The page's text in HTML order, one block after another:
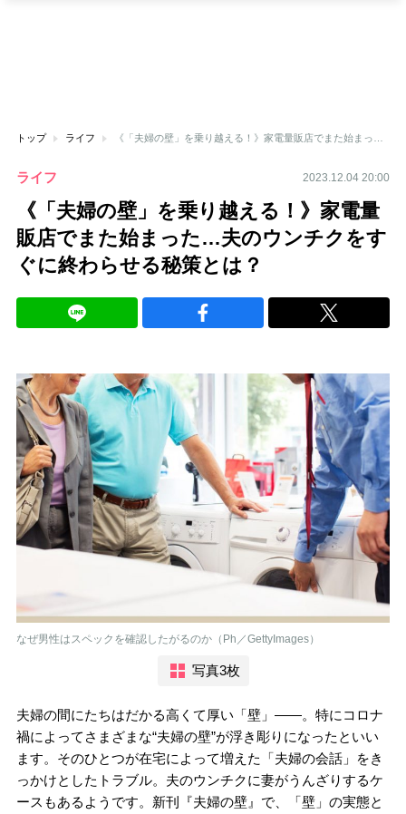
トップ ライフ
ライフ 2023.12.04 20:00
《「夫婦の壁」を乗り越える！》家電量
販店でまた始まった…夫のウンチクをす
ぐに終わらせる秘策とは？
なぜ男性はスペックを確認したがるのか（Ph／GettyImages）
写真3枚
夫婦の間にたちはだかる高くて厚い「壁」――。特にコロナ
禍によってさまざまな“夫婦の壁”が浮き彫りになったといい
ます。そのひとつが在宅によって増えた「夫婦の会話」をき
っかけとしたトラブル。夫のウンチクに妻がうんざりするケ
ースもあるようです。新刊『夫婦の壁』で、「壁」の実態と